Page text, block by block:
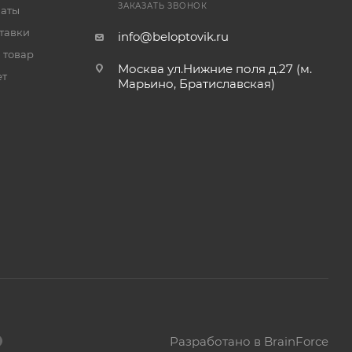
товар
ЗАКАЗАТЬ ЗВОНОК
info@beloptovik.ru
Москва ул.Нижние поля д.27 (м.
Марьино, Братиславская)
Разработано в BrainForce